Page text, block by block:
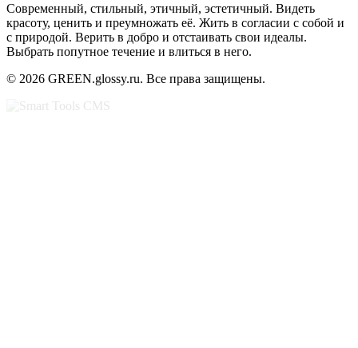
Современный, стильный, этичный, эстетичный. Видеть
красоту, ценить и преумножать её. Жить в согласии с собой и
с природой. Верить в добро и отстаивать свои идеалы.
Выбрать попутное течение и влиться в него.
© 2026 GREEN.glossy.ru. Все права защищены.